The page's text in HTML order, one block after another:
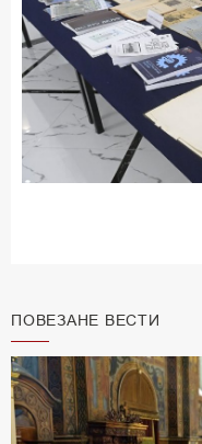
ПОВЕЗАНЕ ВЕСТИ